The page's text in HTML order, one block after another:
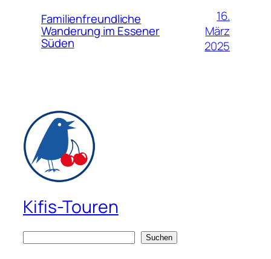
Familienfreundliche
Wanderung im Essener
Süden
16.
März
2025
Kifis-Touren
Suchen